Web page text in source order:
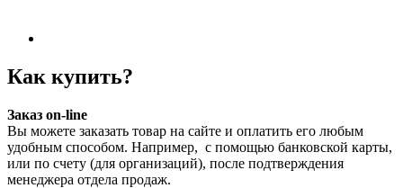
Как купить?
Заказ on-line
Вы можете заказать товар на сайте и оплатить его любым
удобным способом. Например, с помощью банковской карты,
или по счету (для организаций), после подтверждения
менеджера отдела продаж.